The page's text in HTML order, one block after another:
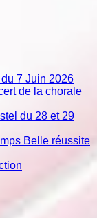
7 Juin 2026
de la chorale
du 28 et 29
Belle réussite